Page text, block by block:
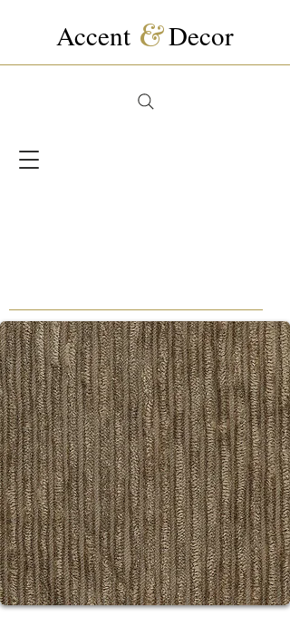
Accent &Decor